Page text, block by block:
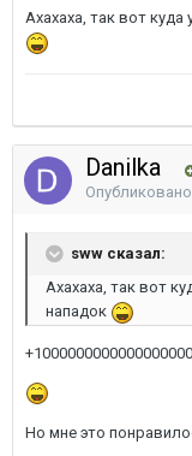
Ахахаха, так вот
Danilka
Опубликовано
sww сказал:
Ахахаха, так вот
нападок
Но мне это